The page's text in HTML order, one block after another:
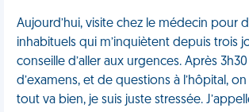
Aujourd’hui, visite chez le médecin pour
inhabituels qui m’inquiètent depuis trois
conseille d’aller aux urgences. Après
d’examens, et de questions à l’hôpital,
tout va bien, je suis juste stressée.